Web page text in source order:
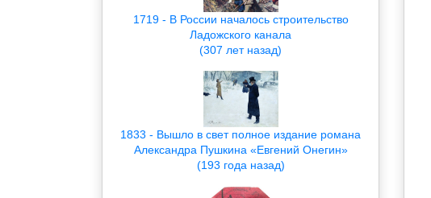
1719 - В России началось строительство
Ладожского канала
(307 лет назад)
1833 - Вышло в свет полное издание романа
Александра Пушкина «Евгений Онегин»
(193 года назад)